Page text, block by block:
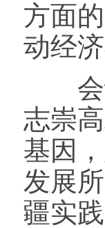
方面
动经
会议
志崇
基因
发展
疆实